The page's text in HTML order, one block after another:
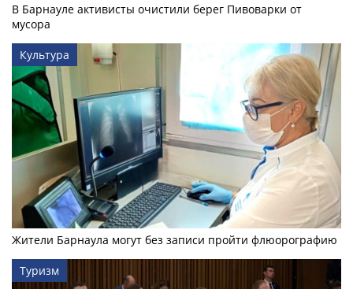
В Барнауле активисты очистили берег Пивоварки от
мусора
Культура
Жители Барнаула могут без записи пройти флюорографию
Туризм